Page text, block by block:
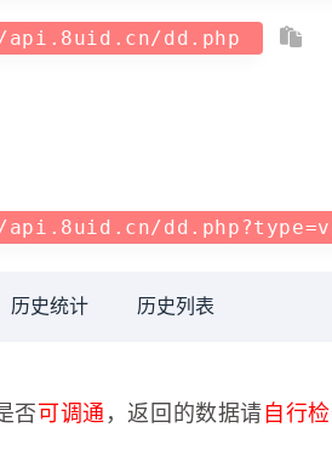
dd.php
历史统计 历史列表
否可调通 ，返回的数据请 自行